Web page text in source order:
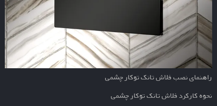
راهنمای نصب فلاش تانک توکار چشمی
نحوه کارکرد فلاش تانک توکار چشمی